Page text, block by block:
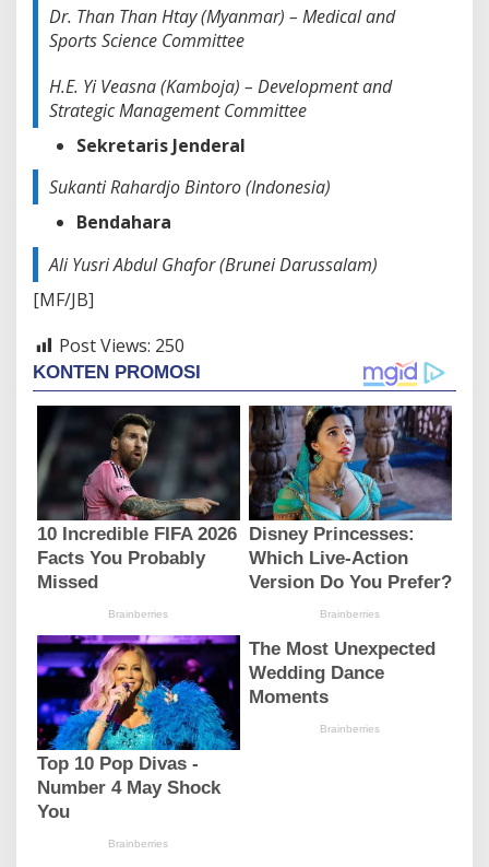
Dr. Than Than Htay (Myanmar) – Medical and
Sports Science Committee
H.E. Yi Veasna (Kamboja) – Development and
Strategic Management Committee
Sekretaris Jenderal
Sukanti Rahardjo Bintoro (Indonesia)
Bendahara
Ali Yusri Abdul Ghafor (Brunei Darussalam)
[MF/JB]
Post Views: 250